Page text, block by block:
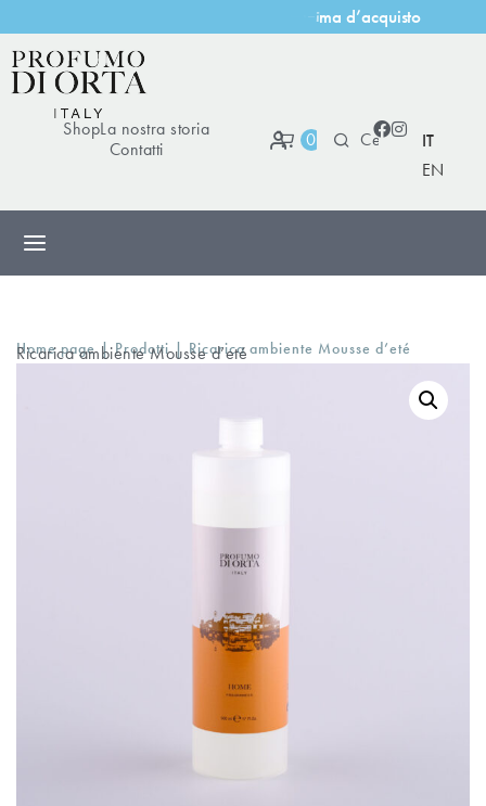
ima d’acquisto
ShopLa nostra storia
Contatti
0
IT
EN
Home page | Prodotti | Ricarica ambiente Mousse d’eté
Ricarica ambiente Mousse d’eté